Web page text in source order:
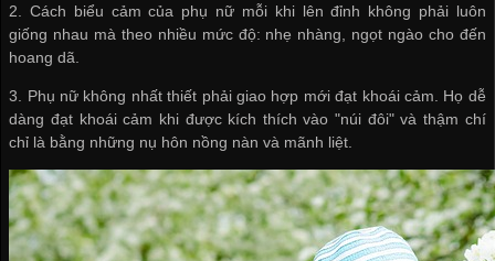
2. Cách biểu cảm của phụ nữ mỗi khi lên đỉnh không phải luôn
giống nhau mà theo nhiều mức độ: nhẹ nhàng, ngọt ngào cho đến
hoang dã.
3. Phụ nữ không nhất thiết phải giao hợp mới đạt khoái cảm. Họ dễ
dàng đạt khoái cảm khi được kích thích vào "núi đôi" và thậm chí
chỉ là bằng những nụ hôn nồng nàn và mãnh liệt.